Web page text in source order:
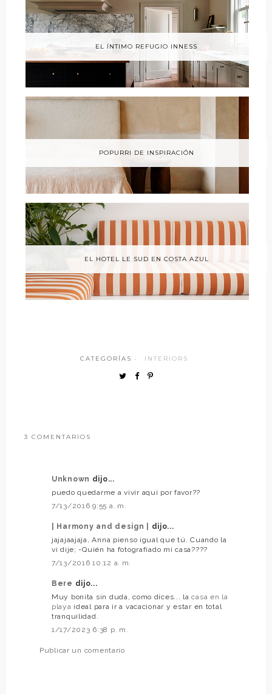
EL ÍNTIMO REFUGIO INNESS
POPURRI DE INSPIRACIÓN
EL HOTEL LE SUD EN COSTA AZUL
CATEGORÍAS · INTERIORS
3 COMENTARIOS
Unknown dijo...
puedo quedarme a vivir aquí por favor??
7/13/2016 9:55 a. m.
| Harmony and design |
dijo...
jajajaajaja, Anna pienso igual que tú. Cuando la
vi dije; -Quién ha fotografiado mi casa????
7/13/2016 10:12 a. m.
Bere dijo...
Muy bonita sin duda, como dices... lacasa en la
playa ideal para ir a vacacionar y estar en total
tranquilidad.
1/17/2023 6:38 p. m.
Publicar un comentario